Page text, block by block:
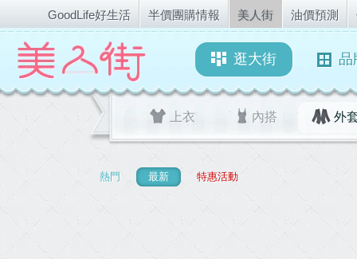
GoodLife好生活 半價團購情報 美人街 油價預測
逛大街 品
上衣 內搭 外
熱門 最新 特惠活動